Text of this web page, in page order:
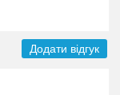
Додати відгук